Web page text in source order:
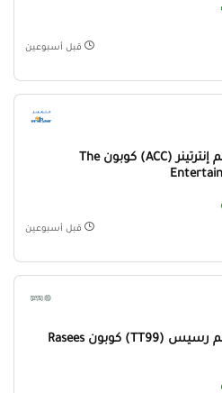
قبل أسبوعين
كود خصم إنترتينر (ACC) كوبون The
قبل أسبوعين
كود خصم رسيس (TT99) كوبون Rasees